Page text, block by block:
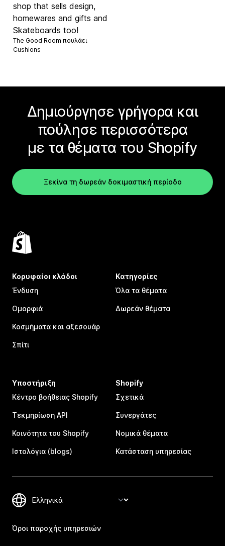
shop that sells design,
homewares and gifts and
Skateboards too!
The Good Room πουλάει
Cushions
Δημιούργησε γρήγορα και
πούλησε περισσότερα
με τα θέματα του Shopify
Ξεκίνα τη δωρεάν δοκιμαστική περίοδο
Κορυφαίοι κλάδοι
Ένδυση
Ομορφιά
Κοσμήματα και αξεσουάρ
Σπίτι
Κατηγορίες
Όλα τα θέματα
Δωρεάν θέματα
Υποστήριξη
Κέντρο βοήθειας Shopify
Τεκμηρίωση API
Κοινότητα του Shopify
Ιστολόγια (blogs)
Shopify
Σχετικά
Συνεργάτες
Νομικά θέματα
Κατάσταση υπηρεσίας
Όροι παροχής υπηρεσιών